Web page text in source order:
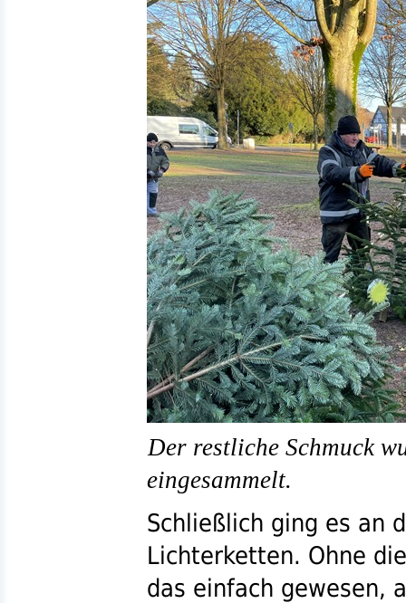
Der restliche Schmuck
eingesammelt.
Schließlich ging es an
Lichterketten. Ohne
das einfach gewesen,